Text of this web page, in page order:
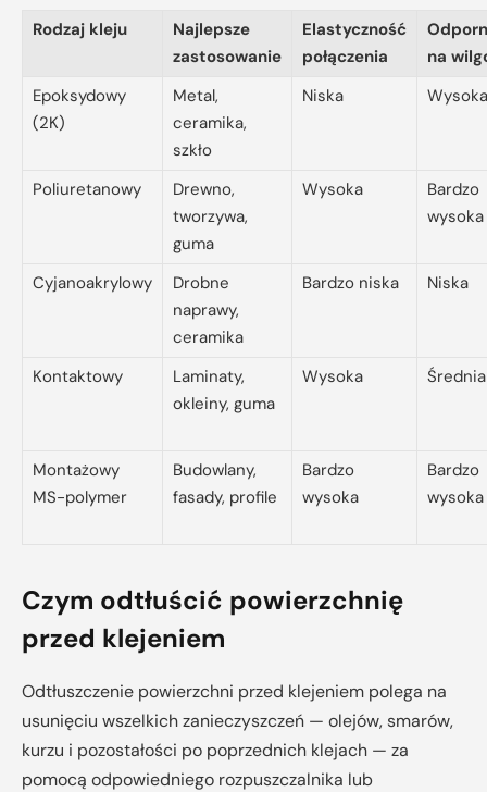
Rodzaj kleju
Najlepsze
zastosowanie
Elastyczność
połączenia
na
Epoksydowy
(2K)
Metal,
ceramika,
szkło
Niska Wysoka
Poliuretanowy
Drewno,
tworzywa,
guma
Wysoka
Bardzo
wysoka
Cyjanoakrylowy
Drobne
naprawy,
ceramika
Bardzo niska Niska
Kontaktowy
Laminaty,
okleiny, guma
Wysoka Średnia
Montażowy
MS-polymer
Budowlany,
fasady, profile
Bardzo
wysoka
Bardzo
wysoka
Czym odtłuścić powierzchnię
przed klejeniem
Odtłuszczenie powierzchni przed klejeniem polega na
usunięciu wszelkich zanieczyszczeń — olejów, smarów,
kurzu i pozostałości po poprzednich klejach — za
pomocą odpowiedniego rozpuszczalnika lub